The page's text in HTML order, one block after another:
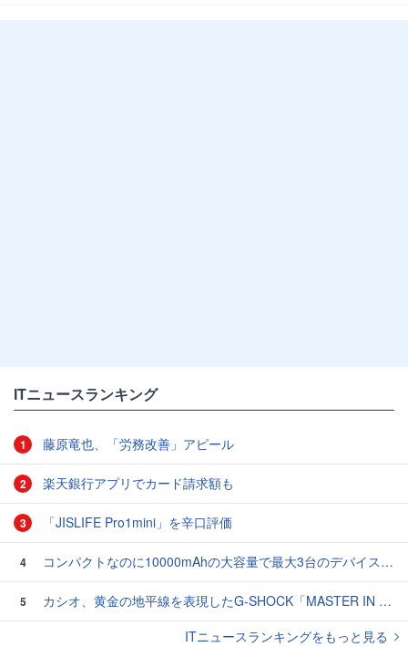
ITニュースランキング
1 藤原竜也、「労務改善」アピール
2 楽天銀行アプリでカード請求額も
3 「JISLIFE Pro1mini」を辛口評価
4 コンパクトなのに10000mAhの大容量で最大3台のデバイスを同時充電できる半固体モバイルバッテリー「SMARTCOBY Pro SLIM SS」レビュー
5
カシオ、黄金の地平線を表現したG-SHOCK「MASTER IN HORIZON GOLD」3モデル
ITニュースランキングをもっと見る